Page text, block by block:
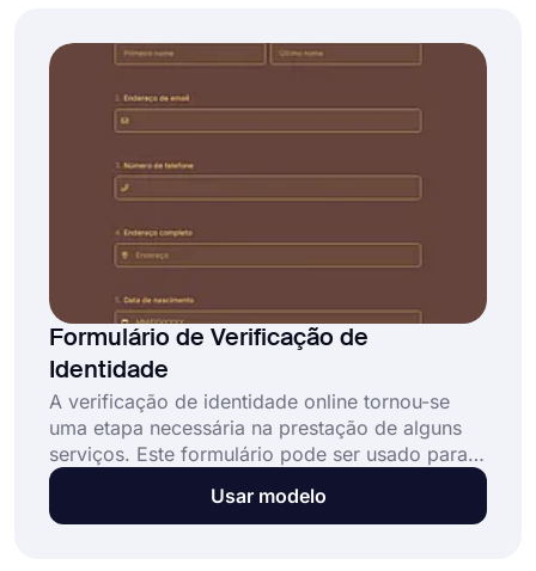
para criar um formulário para reunir todas as
informações que você precisa de forma
organizada.
Formulário de Verificação de
Identidade
A verificação de identidade online tornou-se
uma etapa necessária na prestação de alguns
serviços. Este formulário pode ser usado para
agilizar o processo de verificação de identidade
de seus clientes. Ao usar um formulário de
Usar modelo